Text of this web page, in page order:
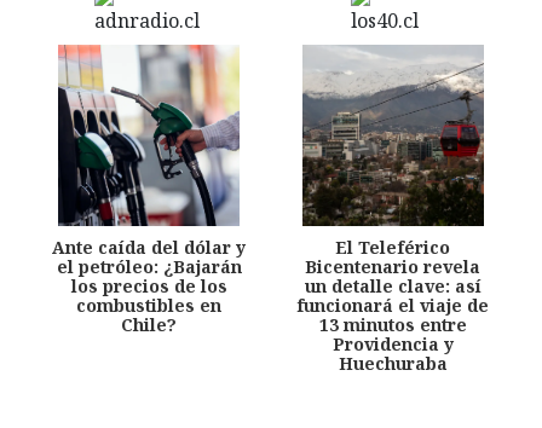
Ante caída del dólar y
el petróleo: ¿Bajarán
los precios de los
combustibles en
Chile?
El Teleférico
Bicentenario revela
un detalle clave: así
funcionará el viaje de
13 minutos entre
Providencia y
Huechuraba